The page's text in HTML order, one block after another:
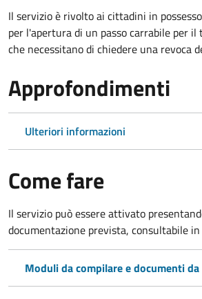
Il servizio è rivolto ai cittadini in
per l'apertura di un passo carrabile per
che necessitano di chiedere una revoca
Approfondimenti
Ulteriori informazioni
Come fare
Il servizio può essere attivato
documentazione prevista, consultabile in
Moduli da compilare e documenti